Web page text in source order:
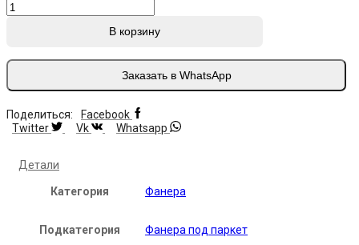
В корзину
Заказать в WhatsApp
Поделиться:
Facebook
Twitter
Vk Whatsapp
Детали
Категория Фанера
Подкатегория Фанера под паркет